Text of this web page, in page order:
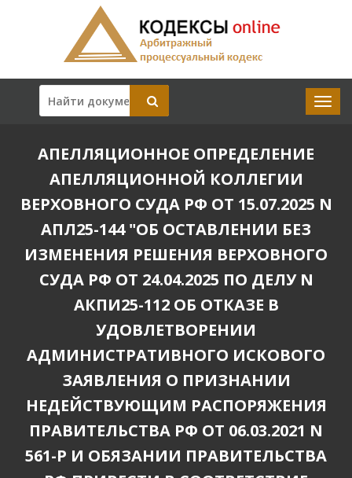
АПЕЛЛЯЦИОННОЕ ОПРЕДЕЛЕНИЕ
АПЕЛЛЯЦИОННОЙ КОЛЛЕГИИ
ВЕРХОВНОГО СУДА РФ ОТ 15.07.2025 N
АПЛ25-144 "ОБ ОСТАВЛЕНИИ БЕЗ
ИЗМЕНЕНИЯ РЕШЕНИЯ ВЕРХОВНОГО
СУДА РФ ОТ 24.04.2025 ПО ДЕЛУ N
АКПИ25-112 ОБ ОТКАЗЕ В
УДОВЛЕТВОРЕНИИ
АДМИНИСТРАТИВНОГО ИСКОВОГО
ЗАЯВЛЕНИЯ О ПРИЗНАНИИ
НЕДЕЙСТВУЮЩИМ РАСПОРЯЖЕНИЯ
ПРАВИТЕЛЬСТВА РФ ОТ 06.03.2021 N
561-Р И ОБЯЗАНИИ ПРАВИТЕЛЬСТВА